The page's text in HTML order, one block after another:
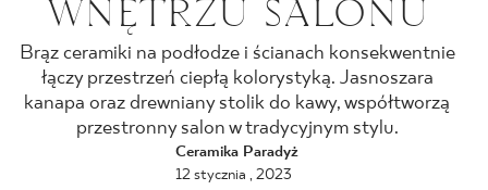
DLA BIZNESU
WNĘTRZU SALONU
Brąz ceramiki na podłodze i ścianach konsekwentnie
łączy przestrzeń ciepłą kolorystyką. Jasnoszara
kanapa oraz drewniany stolik do kawy, współtworzą
przestronny salon w tradycyjnym stylu.
Ceramika Paradyż
12 stycznia , 2023